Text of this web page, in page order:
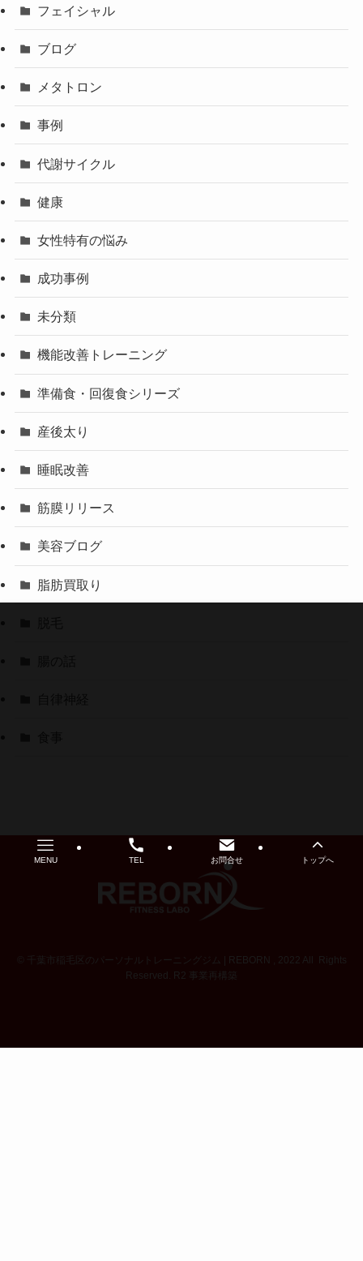
フェイシャル
ブログ
メタトロン
事例
代謝サイクル
健康
女性特有の悩み
成功事例
未分類
機能改善トレーニング
準備食・回復食シリーズ
産後太り
睡眠改善
筋膜リリース
美容ブログ
脂肪買取り
千葉市稲毛区のパーソナルトレーニングジム | REBORN , 2022 All Rights
Reserved. R2 事業再構築
MENU TEL お問合せ トップへ